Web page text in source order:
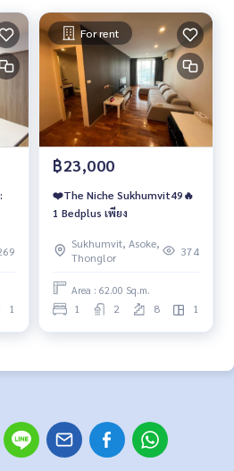
EN/TH
#TheNiche #SenaDevelopme
เดอะนิชสุขุมวิท49 #คอนโดให้เช่า #ค
ดใกล้มหาลัย #คอนโดใกล้รถไฟฟ้า #
1
For rent
฿23,000
❤️The Niche Sukhumvit49🔥
1 Bedplus เพียง
Sukhumvit, Asoke,
Thonglor
374
Area : 62.00 Sq.m.
1 2 8 1